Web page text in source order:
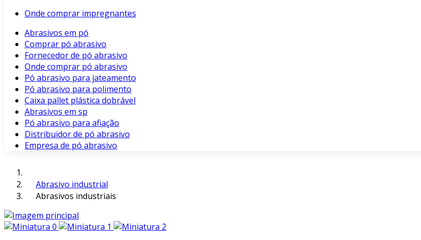
Onde comprar impregnantes
Abrasivos em pó
Comprar pó abrasivo
Fornecedor de pó abrasivo
Onde comprar pó abrasivo
Pó abrasivo para jateamento
Pó abrasivo para polimento
Caixa pallet plástica dobrável
Abrasivos em sp
Pó abrasivo para afiação
Distribuidor de pó abrasivo
Empresa de pó abrasivo
Abrasivo industrial
Abrasivos industriais